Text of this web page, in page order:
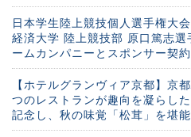
日本学生陸上競技個人選手権大
経済大学 陸上競技部 原口篤志
ームカンパニーとスポンサー契
【ホテルグランヴィア京都】京
つのレストランが趣向を凝らし
記念し、秋の味覚「松茸」を堪